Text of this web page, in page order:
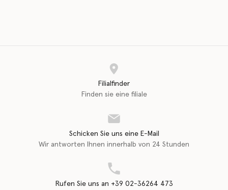
Filialfinder
Finden sie eine filiale
Schicken Sie uns eine E-Mail
Wir antworten Ihnen innerhalb von 24 Stunden
Rufen Sie uns an +39 02-36264 473